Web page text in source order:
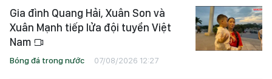
Gia đình Quang Hải, Xuân Son và
Xuân Mạnh tiếp lửa đội tuyển Việt
Nam
Bóng đá trong nước 07/08/2026 12:27